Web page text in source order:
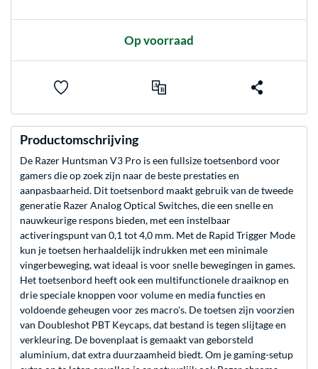
Op voorraad
Productomschrijving
De Razer Huntsman V3 Pro is een fullsize toetsenbord voor
gamers die op zoek zijn naar de beste prestaties en
aanpasbaarheid. Dit toetsenbord maakt gebruik van de tweede
generatie Razer Analog Optical Switches, die een snelle en
nauwkeurige respons bieden, met een instelbaar
activeringspunt van 0,1 tot 4,0 mm. Met de Rapid Trigger Mode
kun je toetsen herhaaldelijk indrukken met een minimale
vingerbeweging, wat ideaal is voor snelle bewegingen in games.
Het toetsenbord heeft ook een multifunctionele draaiknop en
drie speciale knoppen voor volume en media functies en
voldoende geheugen voor zes macro's. De toetsen zijn voorzien
van Doubleshot PBT Keycaps, dat bestand is tegen slijtage en
verkleuring. De bovenplaat is gemaakt van geborsteld
aluminium, dat extra duurzaamheid biedt. Om je gaming-setup